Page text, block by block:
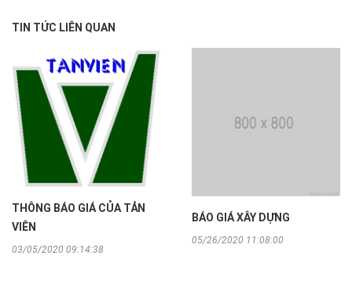
TIN TỨC LIÊN QUAN
THÔNG BÁO GIÁ CỦA TẢN
VIÊN
03/05/2020 09:14:38
BÁO GIÁ XÂY DỰNG
05/26/2020 11:08:00